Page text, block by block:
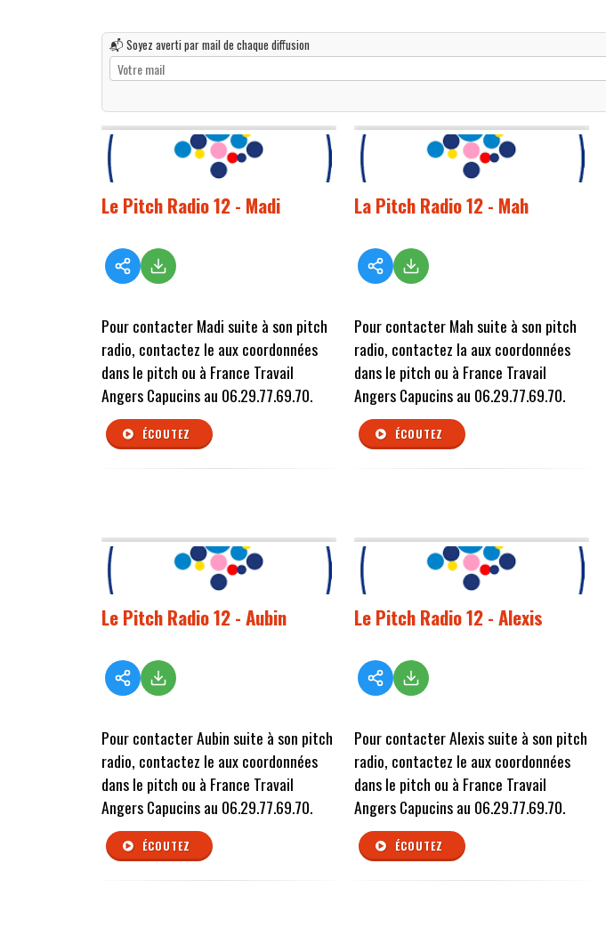
📬 Soyez averti par mail de chaque diffusion
Le Pitch Radio 12 - Madi
Pour contacter Madi suite à son pitch
radio, contactez le aux coordonnées
dans le pitch ou à France Travail
Angers Capucins au 06.29.77.69.70.
ÉCOUTEZ
La Pitch Radio 12 - Mah
Pour contacter Mah suite à son pitch
radio, contactez la aux coordonnées
dans le pitch ou à France Travail
Angers Capucins au 06.29.77.69.70.
ÉCOUTEZ
Le Pitch Radio 12 - Aubin
Pour contacter Aubin suite à son pitch
radio, contactez le aux coordonnées
dans le pitch ou à France Travail
Angers Capucins au 06.29.77.69.70.
ÉCOUTEZ
Le Pitch Radio 12 - Alexis
Pour contacter Alexis suite à son pitch
radio, contactez le aux coordonnées
dans le pitch ou à France Travail
Angers Capucins au 06.29.77.69.70.
ÉCOUTEZ